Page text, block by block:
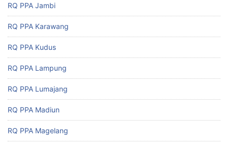
RQ PPA Jambi
RQ PPA Karawang
RQ PPA Kudus
RQ PPA Lampung
RQ PPA Lumajang
RQ PPA Madiun
RQ PPA Magelang